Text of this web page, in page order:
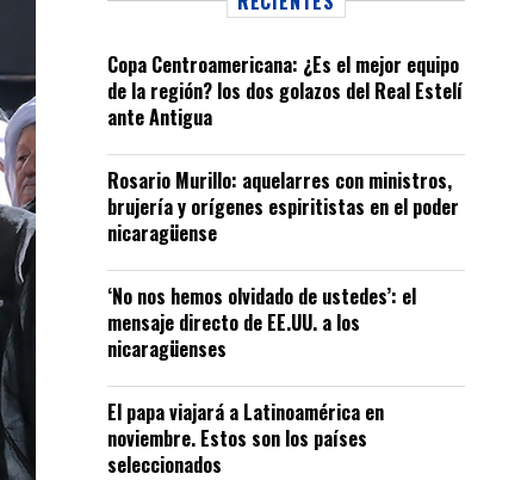
Copa Centroamericana: ¿Es el mejor equipo
de la región? los dos golazos del Real Estelí
ante Antigua
Rosario Murillo: aquelarres con ministros,
brujería y orígenes espiritistas en el poder
nicaragüense
‘No nos hemos olvidado de ustedes’: el
mensaje directo de EE.UU. a los
nicaragüenses
El papa viajará a Latinoamérica en
noviembre. Estos son los países
seleccionados